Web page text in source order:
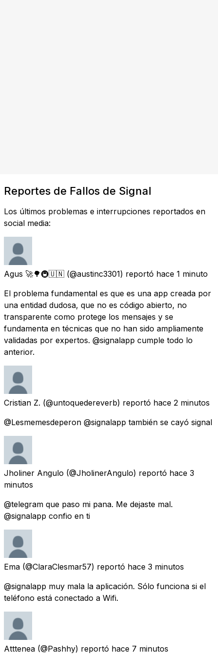
Reportes de Fallos de Signal
Los últimos problemas e interrupciones reportados en
social media:
Agus 🚀🌳🚇🇺🇳 (@austinc3301) reportó hace 1 minuto
El problema fundamental es que es una app creada por
una entidad dudosa, que no es código abierto, no
transparente como protege los mensajes y se
fundamenta en técnicas que no han sido ampliamente
validadas por expertos. @signalapp cumple todo lo
anterior.
Cristian Z. (@untoquedereverb) reportó hace 2 minutos
@Lesmemesdeperon @signalapp también se cayó signal
Jholiner Angulo (@JholinerAngulo) reportó hace 3
minutos
@telegram que paso mi pana. Me dejaste mal.
@signalapp confio en ti
Ema (@ClaraClesmar57) reportó hace 3 minutos
@signalapp muy mala la aplicación. Sólo funciona si el
teléfono está conectado a Wifi.
Atttenea (@Pashhy) reportó hace 7 minutos